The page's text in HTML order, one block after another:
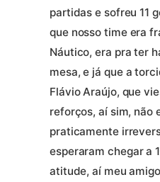
partidas e sofreu 11
que nosso time era
Náutico, era pra ter
mesa, e já que a
Flávio Araújo, que
reforços, aí sim, não
praticamente
esperaram chegar a
atitude, aí meu